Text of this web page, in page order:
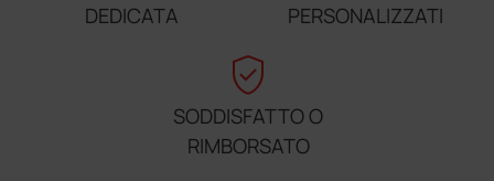
DEDICATA
PERSONALIZZATI
verified_user
SODDISFATTO O
RIMBORSATO